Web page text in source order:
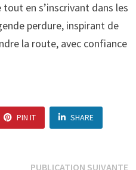
en s’inscrivant dans les
perdure, inspirant de
la route, avec confiance
PIN IT SHARE
PUBLICATION SUIVANTE